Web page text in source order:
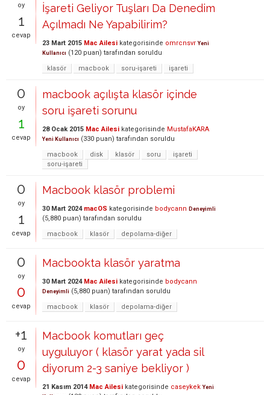
oy
1
cevap
İşareti Geliyor Tuşları Da Denedim
Açılmadı Ne Yapabilirim?
23 Mart 2015 Mac Ailesi kategorisinde omrcnsvr Yeni
Kullanıcı (120 puan) tarafından soruldu
klasör
macbook soru-işareti işareti
0
oy
1
cevap
macbook açılışta klasör içinde
soru işareti sorunu
28 Ocak 2015 Mac Ailesi kategorisinde MustafaKARA
Yeni Kullanıcı (330 puan) tarafından soruldu
macbook
disk klasör soru
işareti
soru-işareti
0
oy
1
cevap
Macbook klasör problemi
30 Mart 2024 macOS kategorisinde bodycann Deneyimli
(5,880 puan) tarafından soruldu
macbook
klasör depolama-diğer
0
oy
0
cevap
Macbookta klasör yaratma
30 Mart 2024 Mac Ailesi kategorisinde bodycann
Deneyimli (5,880 puan) tarafından soruldu
macbook
klasör depolama-diğer
+1
oy
0
cevap
Macbook komutları geç
uyguluyor ( klasör yarat yada sil
diyorum 2-3 saniye bekliyor )
21 Kasım 2014 Mac Ailesi kategorisinde caseykek Yeni